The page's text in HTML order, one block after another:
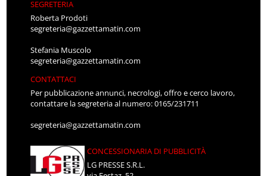
SEGRETERIA
Roberta Prodoti
segreteria@gazzettamatin.com
Stefania Muscolo
segreteria@gazzettamatin.com
CONTATTACI
Per pubblicazione annunci, necrologi, offro e cerco lavoro,
contattare la segreteria al numero: 0165/231711
segreteria@gazzettamatin.com
CONCESSIONARIA DI PUBBLICITÀ
LG PRESSE S.R.L.